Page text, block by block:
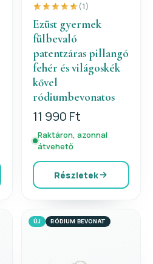
(1)
Ezüst gyermek
fülbevaló
patentzáras pillangó
fehér és világoskék
kővel
ródiumbevonatos
11 990 Ft
Raktáron, azonnal
átvehető
Részletek
ÚJ RÓDIUM BEVONAT